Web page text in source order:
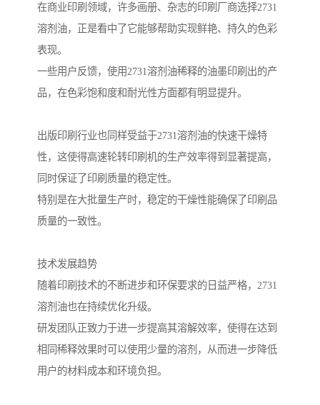
在商业印刷领域，许多画册、杂志的印刷厂商选择2731
溶剂油，正是看中了它能够帮助实现鲜艳、持久的色彩
表现。
一些用户反馈，使用2731溶剂油稀释的油墨印刷出的产
品，在色彩饱和度和耐光性方面都有明显提升。
出版印刷行业也同样受益于2731溶剂油的快速干燥特
性，这使得高速轮转印刷机的生产效率得到显著提高，
同时保证了印刷质量的稳定性。
特别是在大批量生产时，稳定的干燥性能确保了印刷品
质量的一致性。
技术发展趋势
随着印刷技术的不断进步和环保要求的日益严格，2731
溶剂油也在持续优化升级。
研发团队正致力于进一步提高其溶解效率，使得在达到
相同稀释效果时可以使用少量的溶剂，从而进一步降低
用户的材料成本和环境负担。